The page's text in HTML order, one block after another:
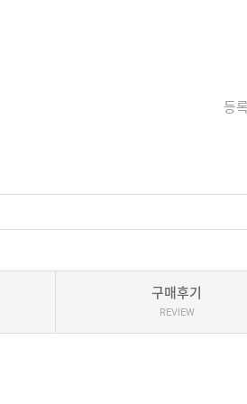
등
구매후기
REVIEW